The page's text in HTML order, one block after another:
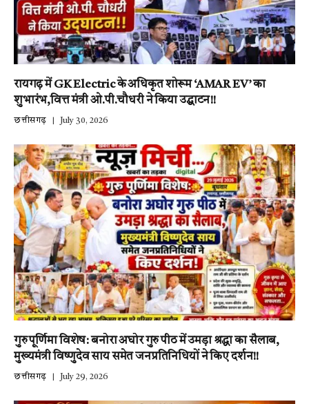
रायगढ़ में GK Electric के अधिकृत शोरूम ‘AMAR EV’ का
शुभारंभ,वित्त मंत्री ओ.पी.चौधरी ने किया उद्घाटन!!
छत्तीसगढ़ July 30, 2026
गुरु पूर्णिमा विशेष: बनोरा अघोर गुरु पीठ में उमड़ा श्रद्धा का सैलाब,
मुख्यमंत्री विष्णुदेव साय समेत जनप्रतिनिधियों ने किए दर्शन!!
छत्तीसगढ़ July 29, 2026